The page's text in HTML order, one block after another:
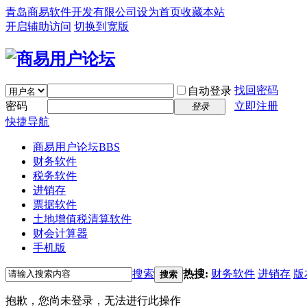
青岛商易软件开发有限公司 设为首页收藏本站
开启辅助访问 切换到宽版
自动登录 找回密码
密码
登录
立即注册
快捷导航
商易用户论坛BBS
财务软件
税务软件
进销存
票据软件
土地增值税清算软件
财会计算器
手机版
搜索 搜索 热搜: 财务软件 进销存 版
抱歉，您尚未登录，无法进行此操作